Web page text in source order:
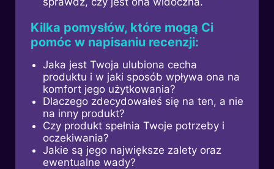
Kilka pomysłów, które mogą Ci
pomóc w napisaniu recenzji:
Jaka jest Twoja ulubiona cecha
produktu i w jaki sposób wpływa ona na
komfort jego użytkowania?
Dlaczego zdecydowałeś się na ten, a nie
na inny produkt?
Czy produkt spełnia Twoje potrzeby i
oczekiwania?
Jakie są jego największe zalety oraz
ewentualne wady?